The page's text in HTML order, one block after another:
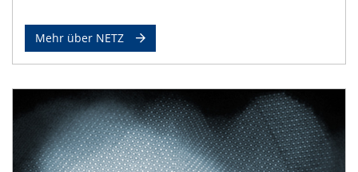
Mehr über NETZ